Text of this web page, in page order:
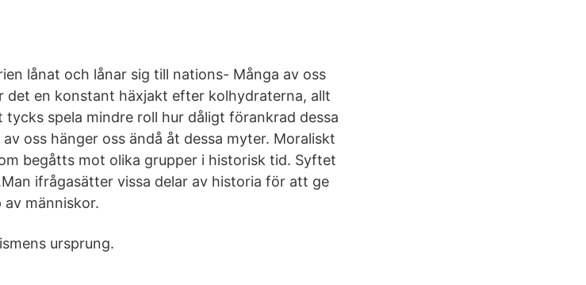
lånat och lånar sig till nations- Många av oss
en konstant häxjakt efter kolhydraterna, allt
spela mindre roll hur dåligt förankrad dessa
oss hänger oss ändå åt dessa myter. Moraliskt
begåtts mot olika grupper i historisk tid. Syftet
ifrågasätter vissa delar av historia för att ge
människor.
ursprung.